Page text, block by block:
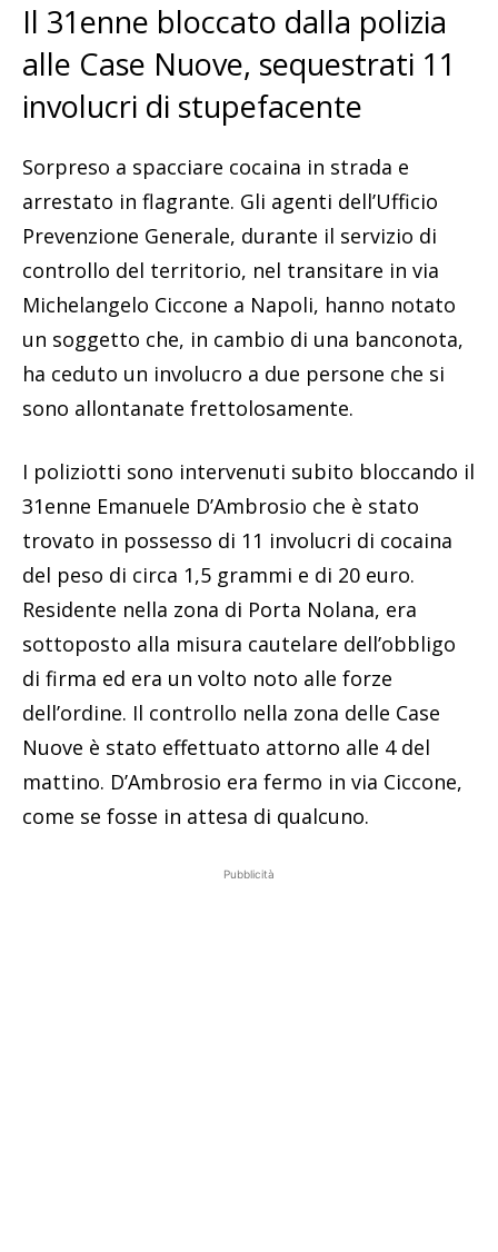
Il 31enne bloccato dalla polizia
alle Case Nuove, sequestrati 11
involucri di stupefacente
Sorpreso a spacciare cocaina in strada e
arrestato in flagrante. Gli agenti dell’Ufficio
Prevenzione Generale, durante il servizio di
controllo del territorio, nel transitare in via
Michelangelo Ciccone a Napoli, hanno notato
un soggetto che, in cambio di una banconota,
ha ceduto un involucro a due persone che si
sono allontanate frettolosamente.
I poliziotti sono intervenuti subito bloccando il
31enne Emanuele D’Ambrosio che è stato
trovato in possesso di 11 involucri di cocaina
del peso di circa 1,5 grammi e di 20 euro.
Residente nella zona di Porta Nolana, era
sottoposto alla misura cautelare dell’obbligo
di firma ed era un volto noto alle forze
dell’ordine. Il controllo nella zona delle Case
Nuove è stato effettuato attorno alle 4 del
mattino. D’Ambrosio era fermo in via Ciccone,
come se fosse in attesa di qualcuno.
Pubblicità